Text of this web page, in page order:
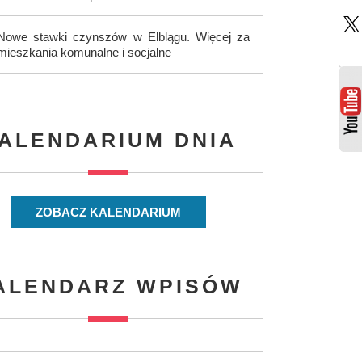
stawki czynszów w Elblągu. Więcej za
komunalne i socjalne
DNIA
ZOBACZ KALENDARIUM
WPISÓW